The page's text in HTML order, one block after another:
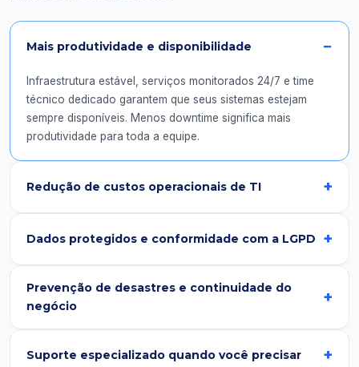
Mais produtividade e disponibilidade
Infraestrutura estável, serviços monitorados 24/7 e time
técnico dedicado garantem que seus sistemas estejam
sempre disponíveis. Menos downtime significa mais
produtividade para toda a equipe.
Redução de custos operacionais de TI
Dados protegidos e conformidade com a LGPD
Prevenção de desastres e continuidade do
negócio
Suporte especializado quando você precisar